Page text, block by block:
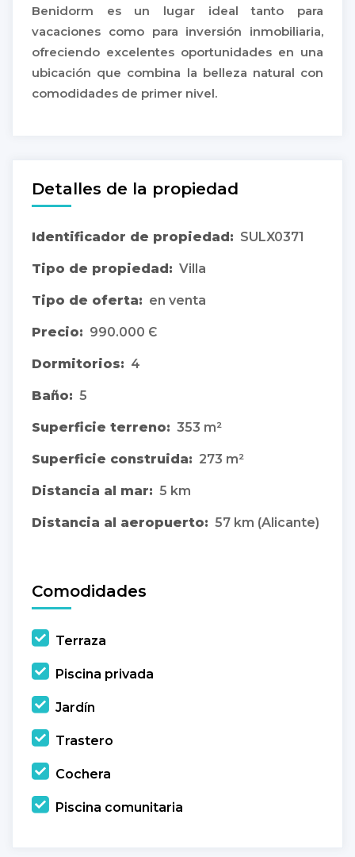
Benidorm es un lugar ideal tanto para
vacaciones como para inversión inmobiliaria,
ofreciendo excelentes oportunidades en una
ubicación que combina la belleza natural con
comodidades de primer nivel.
Detalles de la propiedad
Identificador de propiedad: SULX0371
Tipo de propiedad: Villa
Tipo de oferta: en venta
Precio: 990.000 Є
Dormitorios: 4
Baño: 5
Superficie terreno: 353 m²
Superficie construida: 273 m²
Distancia al mar: 5 km
Distancia al aeropuerto: 57 km (Alicante)
Comodidades
Terraza
Piscina privada
Jardín
Trastero
Cochera
Piscina comunitaria